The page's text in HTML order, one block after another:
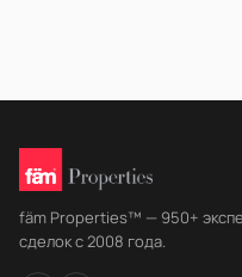
fäm Properties™ — 950+
сделок с 2008 года.